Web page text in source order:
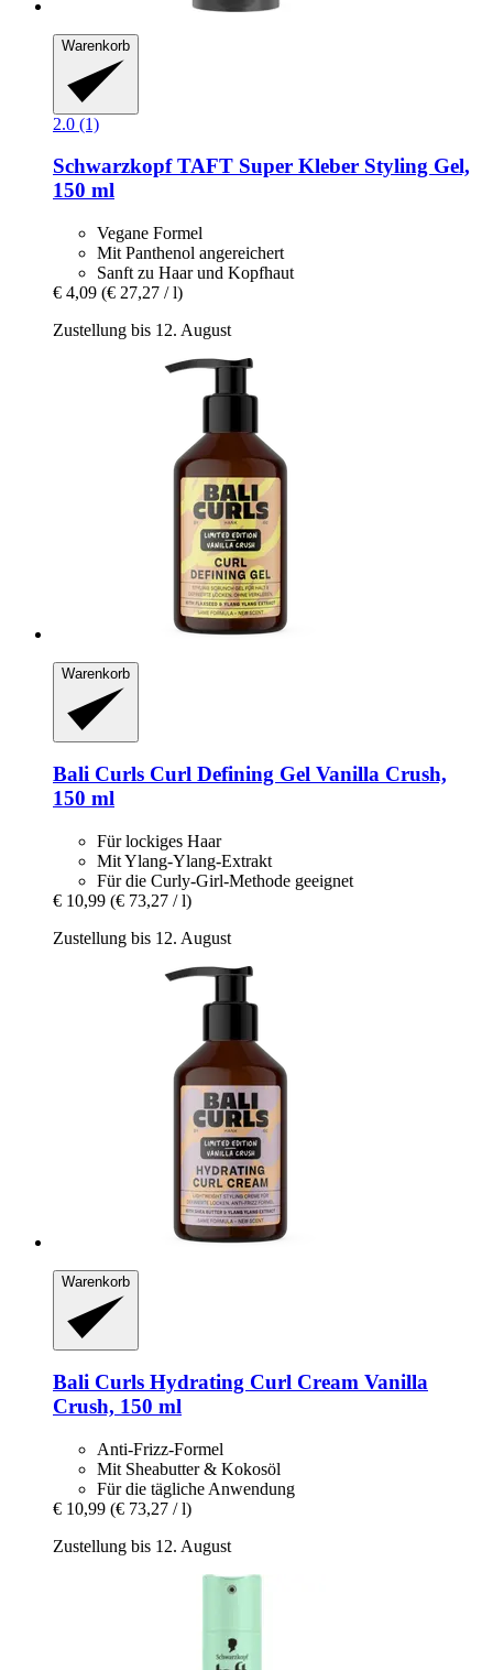
Warenkorb
2.0 (1)
SchwarzkopfTAFT Super Kleber Styling Gel,
150 ml
Vegane Formel
Mit Panthenol angereichert
Sanft zu Haar und Kopfhaut
€ 4,09 (€ 27,27 / l)
Zustellung bis 12. August
Warenkorb
Bali Curls Curl Defining Gel Vanilla Crush,
150 ml
Für lockiges Haar
Mit Ylang-Ylang-Extrakt
Für die Curly-Girl-Methode geeignet
€ 10,99 (€ 73,27 / l)
Zustellung bis 12. August
Warenkorb
Bali Curls Hydrating Curl Cream Vanilla
Crush, 150 ml
Anti-Frizz-Formel
Mit Sheabutter & Kokosöl
Für die tägliche Anwendung
€ 10,99 (€ 73,27 / l)
Zustellung bis 12. August